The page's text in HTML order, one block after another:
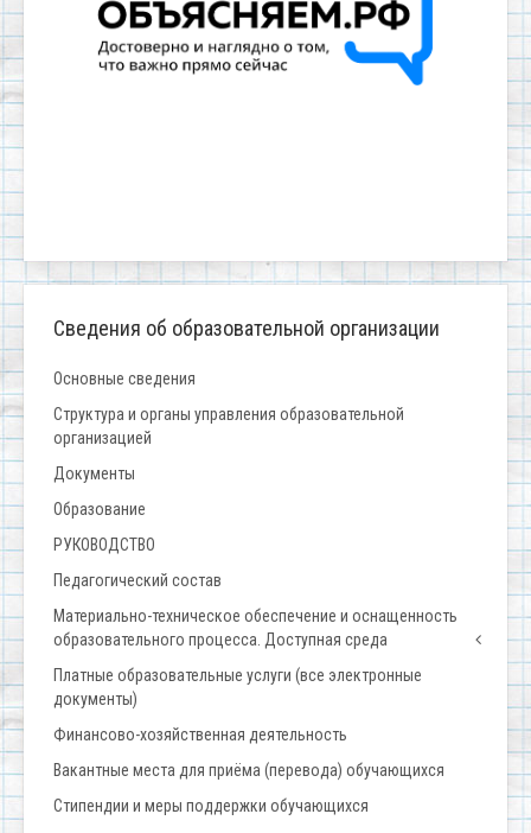
Сведения об образовательной организации
Основные сведения
Структура и органы управления образовательной
организацией
Документы
Образование
РУКОВОДСТВО
Педагогический состав
Материально-техническое обеспечение и оснащенность
образовательного процесса. Доступная среда
Платные образовательные услуги (все электронные
документы)
Финансово-хозяйственная деятельность
Вакантные места для приёма (перевода) обучающихся
Стипендии и меры поддержки обучающихся